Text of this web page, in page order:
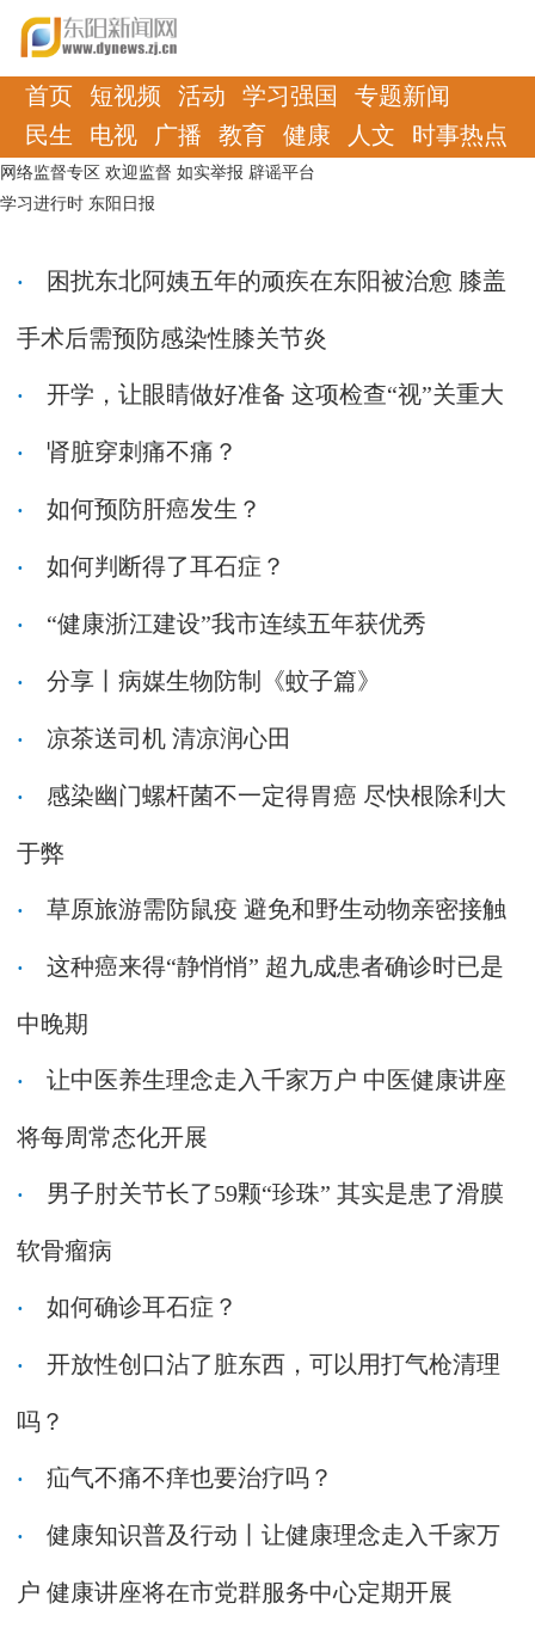
首页 短视频 活动 学习强国
专题新闻
民生
电视 广播 教育 健康 人文 时事热点
网络监督专区 欢迎监督 如实举报 辟谣平台
学习进行时 东阳日报
困扰东北阿姨五年的顽疾在东阳被治愈 膝盖
手术后需预防感染性膝关节炎
开学，让眼睛做好准备 这项检查“视”关重大
肾脏穿刺痛不痛？
如何预防肝癌发生？
如何判断得了耳石症？
“健康浙江建设”我市连续五年获优秀
分享丨病媒生物防制《蚊子篇》
凉茶送司机 清凉润心田
感染幽门螺杆菌不一定得胃癌 尽快根除利大
于弊
草原旅游需防鼠疫 避免和野生动物亲密接触
这种癌来得“静悄悄” 超九成患者确诊时已是
中晚期
让中医养生理念走入千家万户 中医健康讲座
将每周常态化开展
男子肘关节长了59颗“珍珠” 其实是患了滑膜
软骨瘤病
如何确诊耳石症？
开放性创口沾了脏东西，可以用打气枪清理
吗？
疝气不痛不痒也要治疗吗？
健康知识普及行动丨让健康理念走入千家万
户 健康讲座将在市党群服务中心定期开展